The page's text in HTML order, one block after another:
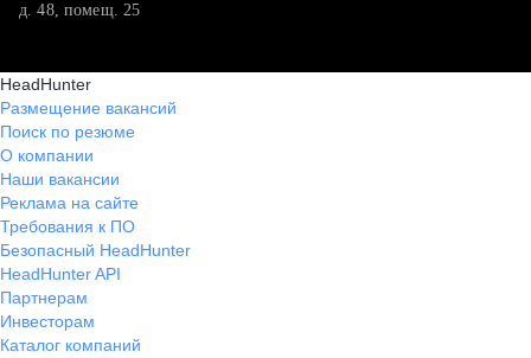
д. 48, помещ. 25
HeadHunter
Размещение вакансий
Поиск по резюме
О компании
Наши вакансии
Реклама на сайте
Требования к ПО
Безопасный HeadHunter
HeadHunter API
Партнерам
Инвесторам
Каталог компаний